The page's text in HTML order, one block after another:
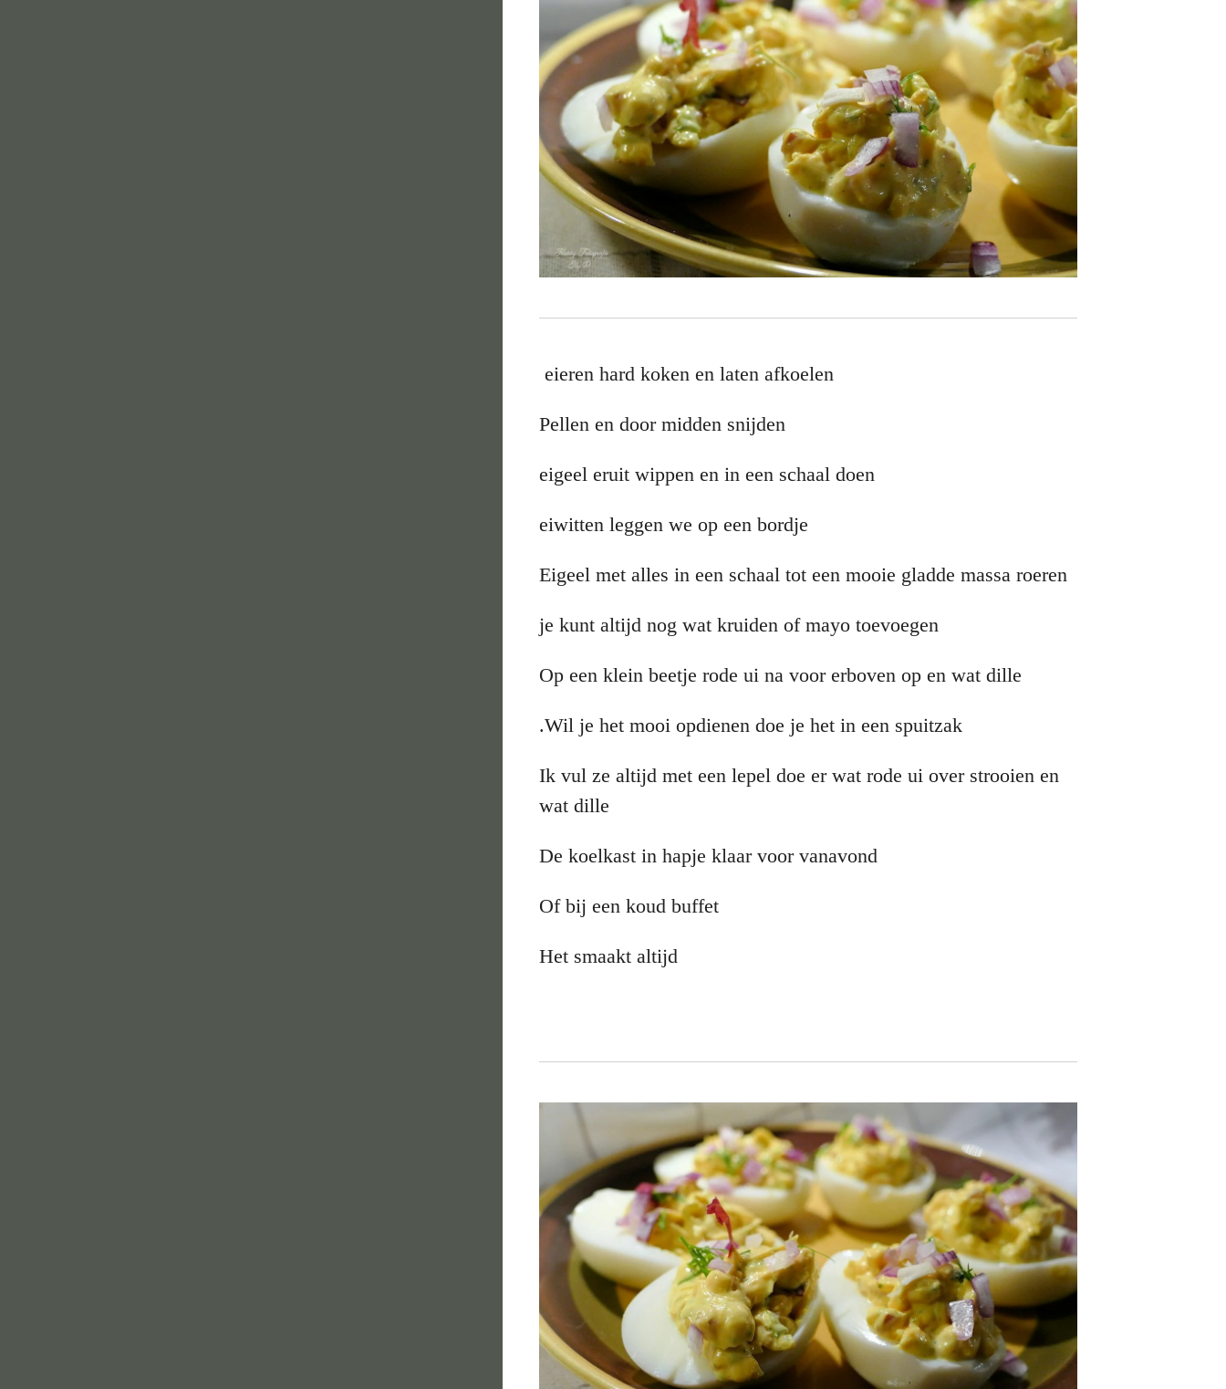
eieren hard koken en laten afkoelen
Pellen en door midden snijden
eigeel eruit wippen en in een schaal doen
eiwitten leggen we op een bordje
Eigeel met alles in een schaal tot een mooie gladde massa roeren
je kunt altijd nog wat kruiden of mayo toevoegen
Op een klein beetje rode ui na voor erboven op en wat dille
.Wil je het mooi opdienen doe je het in een spuitzak
Ik vul ze altijd met een lepel doe er wat rode ui over strooien en
wat dille
De koelkast in hapje klaar voor vanavond
Of bij een koud buffet
Het smaakt altijd